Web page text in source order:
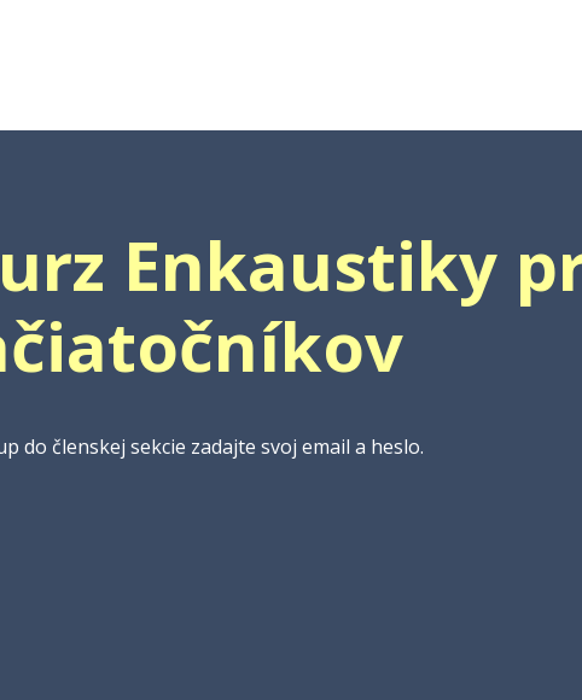
Enkaustiky
do členskej sekcie zadajte svoj email a heslo.